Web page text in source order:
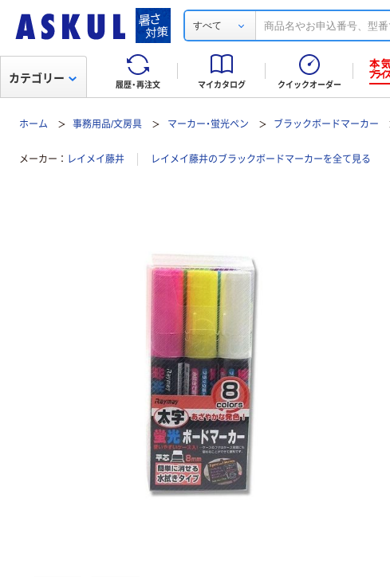
すべて
履歴・再注文 マイカタログ クイックオーダー
カテゴリー
ホーム 事務用品/文房具 マーカー・蛍光ペン ブラックボードマーカー
メーカー レイメイ藤井 レイメイ藤井のブラックボードマーカーを全て見る